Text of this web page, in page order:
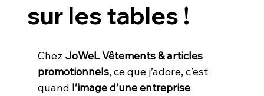
sur les tables !
Chez JoWeL Vêtements & articles
promotionnels, ce que j’adore, c’est
quand l’image d’une entreprise